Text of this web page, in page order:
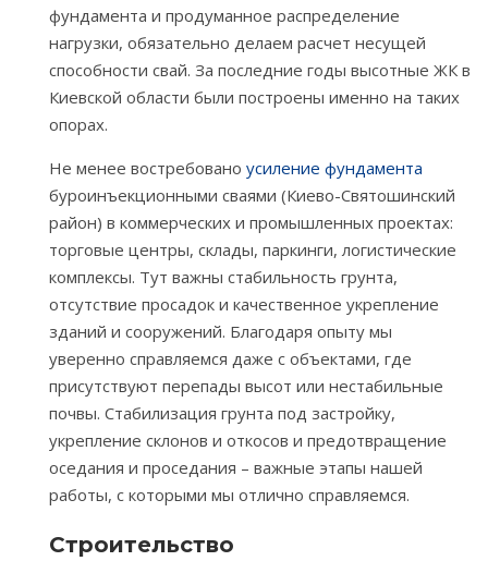
фундамента и продуманное распределение
нагрузки, обязательно делаем расчет несущей
способности свай. За последние годы высотные ЖК в
Киевской области были построены именно на таких
опорах.
Не менее востребовано усиление фундамента
буроинъекционными сваями (Киево-Святошинский
район) в коммерческих и промышленных проектах:
торговые центры, склады, паркинги, логистические
комплексы. Тут важны стабильность грунта,
отсутствие просадок и качественное укрепление
зданий и сооружений. Благодаря опыту мы
уверенно справляемся даже с объектами, где
присутствуют перепады высот или нестабильные
почвы. Стабилизация грунта под застройку,
укрепление склонов и откосов и предотвращение
оседания и проседания – важные этапы нашей
работы, с которыми мы отлично справляемся.
Строительство